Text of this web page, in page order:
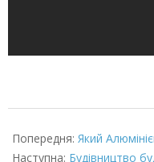
03-
08
Попередня: Який
Наступна: Будівництво